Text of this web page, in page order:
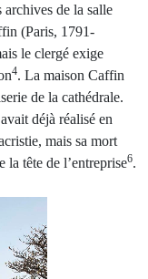
archives de la salle
(Paris, 1791-
le clergé exige
4. La maison Caffin
de la cathédrale.
déjà réalisé en
mais sa mort
la tête de l’entreprise6.